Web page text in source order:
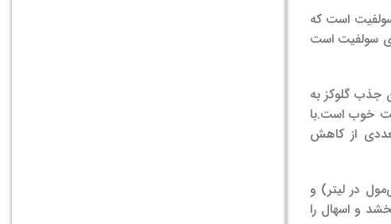
است که
سولفیت است
جذب گلوکز به
خوب است.با
از کاهش
مصرف 1 گرم پکتیـن باعث کاهش کلسترول کل خون در 69/2 میلی‌گرم در لیتر (0.070 میلی‌مول در لیتر) و
و اسهال را